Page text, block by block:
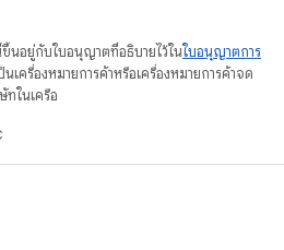
ขึ้นอยู่กับใบอนุญาตที่อธิบายไว้ในใบอนุญาตการ
เครื่องหมายการค้าหรือเครื่องหมายการค้าจด
ในเครือ